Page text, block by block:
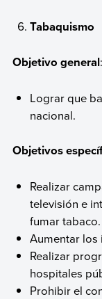
Tabaquismo
Objetivo general:
Lograr que
nacional.
Objetivos
Realizar
televisión e
fumar tabaco.
Aumentar los
Realizar
hospitales
Prohibir el